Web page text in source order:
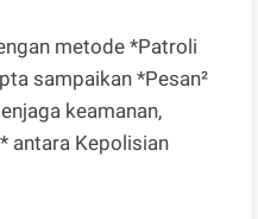
metode *Patroli
sampaikan *Pesan²
keamanan,
antara Kepolisian